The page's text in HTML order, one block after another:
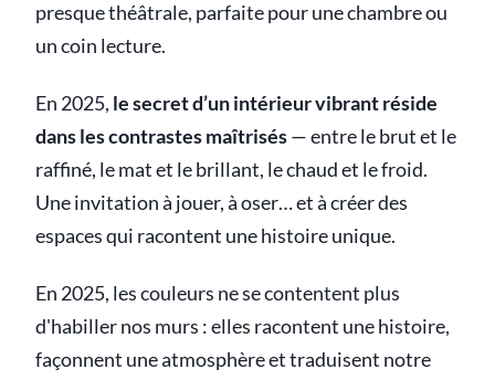
presque théâtrale, parfaite pour une chambre ou
un coin lecture.
En 2025, le secret d’un intérieur vibrant réside
dans les contrastes maîtrisés— entre le brut et le
raffiné, le mat et le brillant, le chaud et le froid.
Une invitation à jouer, à oser… et à créer des
espaces qui racontent une histoire unique.
En 2025, les couleurs ne se contentent plus
d'habiller nos murs : elles racontent une histoire,
façonnent une atmosphère et traduisent notre